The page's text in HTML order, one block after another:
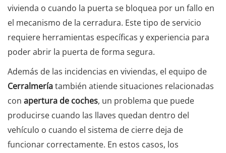
vivienda o cuando la puerta se bloquea por un fallo en
el mecanismo de la cerradura. Este tipo de servicio
requiere herramientas específicas y experiencia para
poder abrir la puerta de forma segura.
Además de las incidencias en viviendas, el equipo de
Cerralmeríatambién atiende situaciones relacionadas
con apertura de coches, un problema que puede
producirse cuando las llaves quedan dentro del
vehículo o cuando el sistema de cierre deja de
funcionar correctamente. En estos casos, los